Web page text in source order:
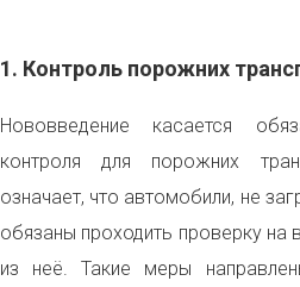
1. Контроль порожних
Нововведение касается
контроля для порожних
означает, что автомобили, не
обязаны проходить проверку
из неё. Такие меры